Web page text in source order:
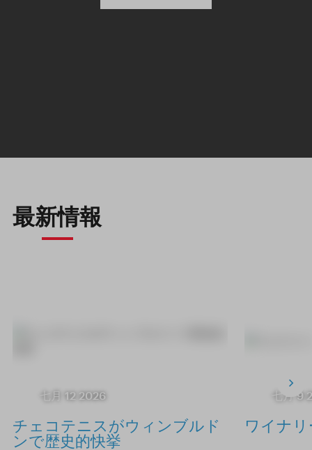
最新情報
七月 12 2026
チェコテニスがウィンブルド
ンで歴史的快挙
七月 9
ワイナ